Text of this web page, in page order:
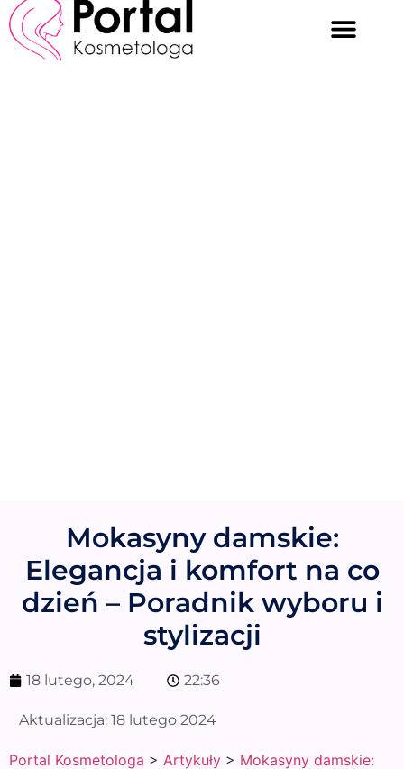
Mokasyny damskie:
Elegancja i komfort na co
dzień – Poradnik wyboru i
stylizacji
18 lutego, 2024 22:36
Aktualizacja: 18 lutego 2024
Portal Kosmetologa > Artykuły > Mokasyny damskie: